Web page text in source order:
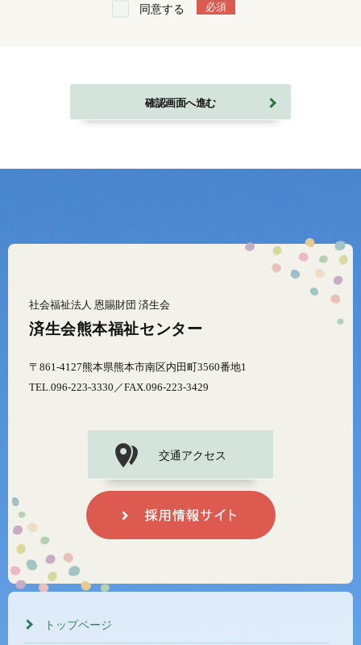
同意する 必須
確認画面へ進む
社会福祉法人 恩賜財団 済生会
済生会熊本福祉センター
〒861-4127熊本県熊本市南区内田町3560番地1
TEL.096-223-3330／FAX.096-223-3429
交通アクセス
トップページ